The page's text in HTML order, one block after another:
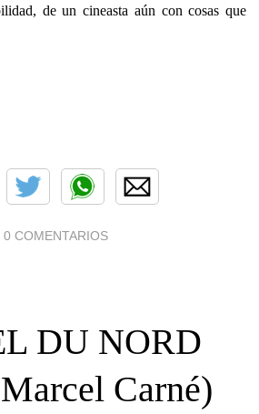
de un cineasta aún con cosas que
0 COMENTARIOS
DU NORD
Carné)